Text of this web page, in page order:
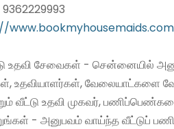
உதவி சேவைகள் - சென்னையில்
உதவியாளர்கள், வேலையாட்களை
வீட்டு உதவி முகவர்,
- அனுபவம் வாய்ந்த வீட்டுப்